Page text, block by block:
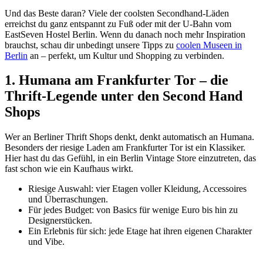
Und das Beste daran? Viele der coolsten Secondhand-Läden
erreichst du ganz entspannt zu Fuß oder mit der U-Bahn vom
EastSeven Hostel Berlin. Wenn du danach noch mehr Inspiration
brauchst, schau dir unbedingt unsere Tipps zu coolen Museen in
Berlin an – perfekt, um Kultur und Shopping zu verbinden.
1. Humana am Frankfurter Tor – die
Thrift-Legende unter den Second Hand
Shops
Wer an Berliner Thrift Shops denkt, denkt automatisch an Humana.
Besonders der riesige Laden am Frankfurter Tor ist ein Klassiker.
Hier hast du das Gefühl, in ein Berlin Vintage Store einzutreten, das
fast schon wie ein Kaufhaus wirkt.
Riesige Auswahl: vier Etagen voller Kleidung, Accessoires
und Überraschungen.
Für jedes Budget: von Basics für wenige Euro bis hin zu
Designerstücken.
Ein Erlebnis für sich: jede Etage hat ihren eigenen Charakter
und Vibe.